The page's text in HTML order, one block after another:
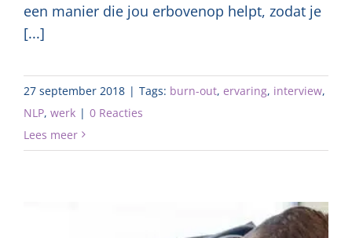
een manier die jou erbovenop helpt, zodat je
[...]
27 september 2018 | Tags: burn-out, ervaring, interview,
NLP, werk | 0 Reacties
Lees meer